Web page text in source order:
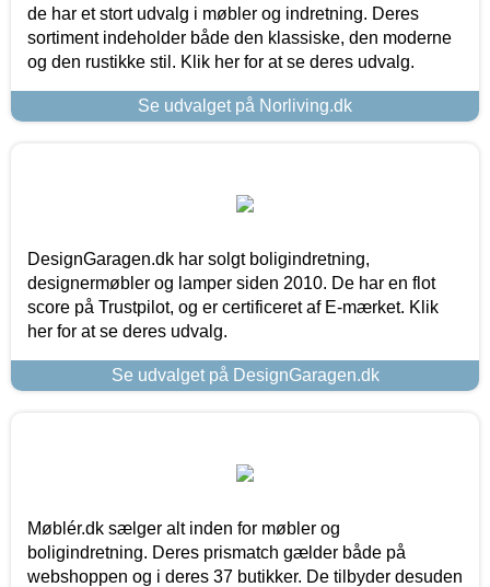
de har et stort udvalg i møbler og indretning. Deres
sortiment indeholder både den klassiske, den moderne
og den rustikke stil. Klik her for at se deres udvalg.
Se udvalget på Norliving.dk
DesignGaragen.dk har solgt boligindretning,
designermøbler og lamper siden 2010. De har en flot
score på Trustpilot, og er certificeret af E-mærket. Klik
her for at se deres udvalg.
Se udvalget på DesignGaragen.dk
Møblér.dk sælger alt inden for møbler og
boligindretning. Deres prismatch gælder både på
webshoppen og i deres 37 butikker. De tilbyder desuden